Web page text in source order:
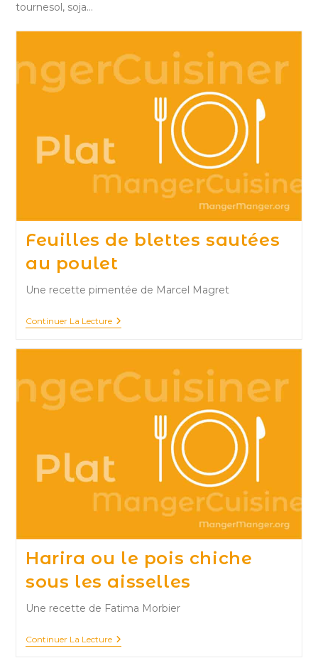
tournesol, soja…
Feuilles de blettes sautées
au poulet
Une recette pimentée de Marcel Magret
Continuer La LectureFeuilles
Poulet
Harira ou le pois chiche
sous les aisselles
Une recette de Fatima Morbier
Continuer La LectureHarira
Ou